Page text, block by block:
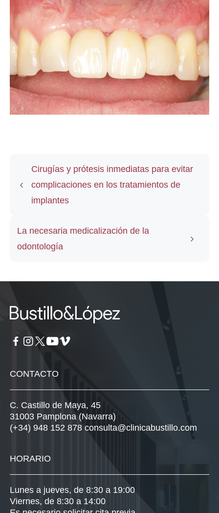
Cirugías y prótesis inmediatas para evitar
complicaciones en los tratamientos de
implantes
La necesaria medicalización de la
odontología
CONTACTO
C. Castillo de Maya, 45
31003 Pamplona (Navarra)
(+34) 948 152 878 consulta@clinicabustillo.com
HORARIO
Lunes a jueves, de 8:30 a 19:00
Viernes, de 8:30 a 14:00